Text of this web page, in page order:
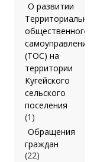
О развитии
Территориального
общественного
самоуправления
(ТОС) на
территории
Кугейского
сельского
поселения
(1)
Обращения
граждан
(22)